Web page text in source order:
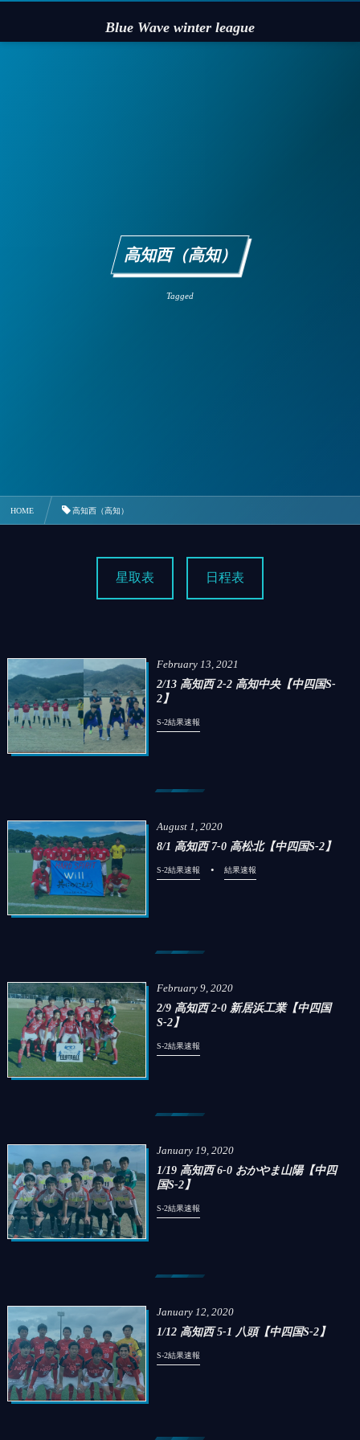
Blue Wave winter league
高知西（高知）
Tagged
HOME 高知西（高知）
星取表 日程表
February 13,2021
2/13 高知西 2-2 高知中央【中四国S-
2】
S-2結果速報
August 1 ,2020
8/1 高知西 7-0 高松北【中四国S-2】
S-2結果速報 結果速報
February 9,2020
2/9 高知西 2-0 新居浜工業【中四国
S-2】
S-2結果速報
January 19 ,2020
1/19 高知西 6-0 おかやま山陽【中四
国S-2】
S-2結果速報
January 12,2020
1/12 高知西 5-1 八頭【中四国S-2】
S-2結果速報